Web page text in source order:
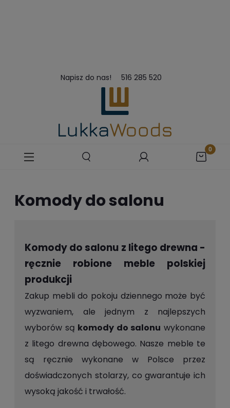
Napisz do nas! 516 285 520
Komody do salonu
Komody do salonu z litego drewna -
ręcznie robione meble polskiej
produkcji
Zakup mebli do pokoju dziennego może być
wyzwaniem, ale jednym z najlepszych
wyborów są komody do salonu wykonane
z litego drewna dębowego. Nasze meble te
są ręcznie wykonane w Polsce przez
doświadczonych stolarzy, co gwarantuje ich
wysoką jakość i trwałość.